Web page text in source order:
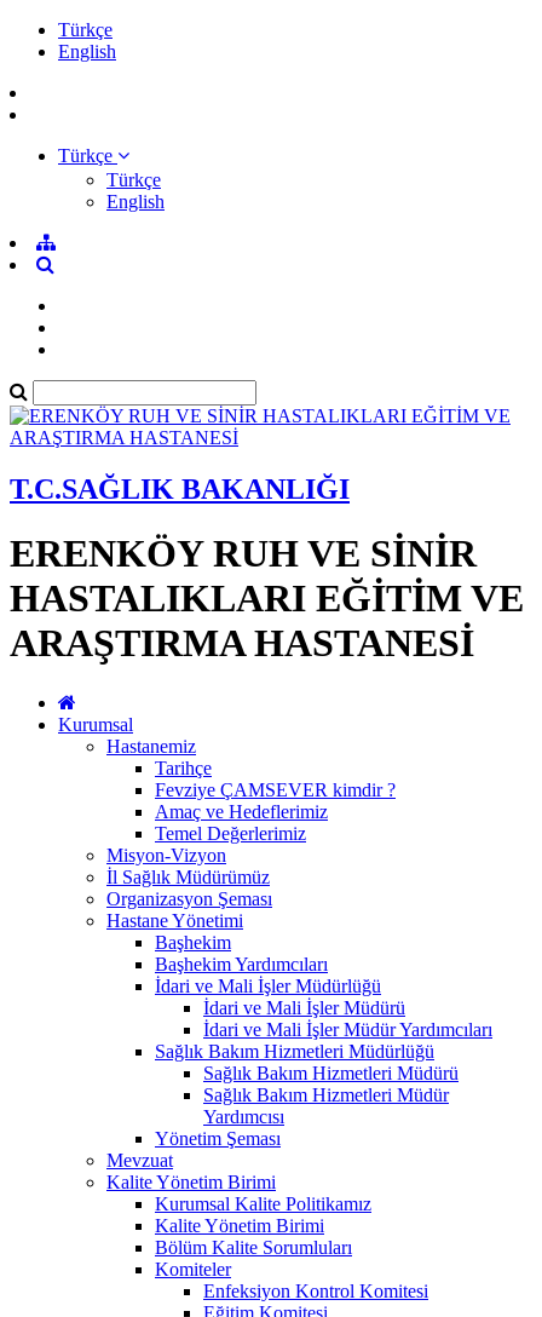
Türkçe
English
Türkçe
Türkçe
English
T.C.SAĞLIK BAKANLIĞI
ERENKÖY RUH VE SİNİR
HASTALIKLARI EĞİTİM VE
ARAŞTIRMA HASTANESİ
Kurumsal
Hastanemiz
Tarihçe
Fevziye ÇAMSEVER kimdir ?
Amaç ve Hedeflerimiz
Temel Değerlerimiz
Misyon-Vizyon
İl Sağlık Müdürümüz
Organizasyon Şeması
Hastane Yönetimi
Başhekim
Başhekim Yardımcıları
İdari ve Mali İşler Müdürlüğü
İdari ve Mali İşler Müdürü
İdari ve Mali İşler Müdür Yardımcıları
Sağlık Bakım Hizmetleri Müdürlüğü
Sağlık Bakım Hizmetleri Müdürü
Sağlık Bakım Hizmetleri Müdür
Yardımcısı
Yönetim Şeması
Mevzuat
Kalite Yönetim Birimi
Kurumsal Kalite Politikamız
Kalite Yönetim Birimi
Bölüm Kalite Sorumluları
Komiteler
Enfeksiyon Kontrol Komitesi
Eğitim Komitesi